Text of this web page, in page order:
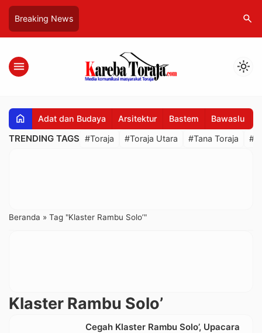
Breaking News search
menu light_mode
home Adat dan Budaya Arsitektur Bastem Bawaslu
TRENDING TAGS #Toraja #Toraja Utara #Tana Toraja
Beranda » Tag "Klaster Rambu Solo’"
Klaster Rambu Solo’
Cegah Klaster Rambu Solo’, Upacara